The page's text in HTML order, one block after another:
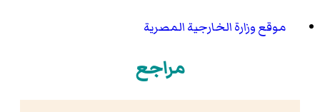
موقع وزارة الخارجية المصرية
مراجع